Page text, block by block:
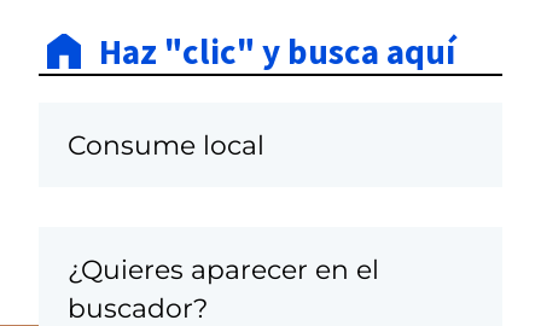
Haz "clic" y busca aquí
Consume local
¿Quieres aparecer en el
buscador?